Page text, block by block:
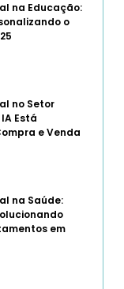
na Educação:
o
no Setor
Está
e Venda
na Saúde:
em